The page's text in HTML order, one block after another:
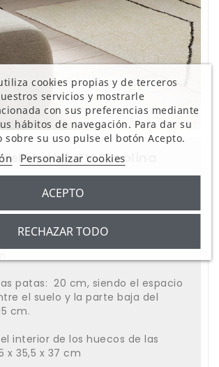
Mueble TV Carolina
40 cm
patas: 20 cm, siendo el espacio
el suelo y la parte baja del
cm.
interior de los huecos de las
x 35,5 x 37 cm
cookies propias y de terceros
servicios y mostrarle
con sus preferencias mediante
hábitos de navegación. Para dar su
sobre su uso pulse el botón Acepto.
Personalizar cookies
RECHAZAR TODO
ACEPTO